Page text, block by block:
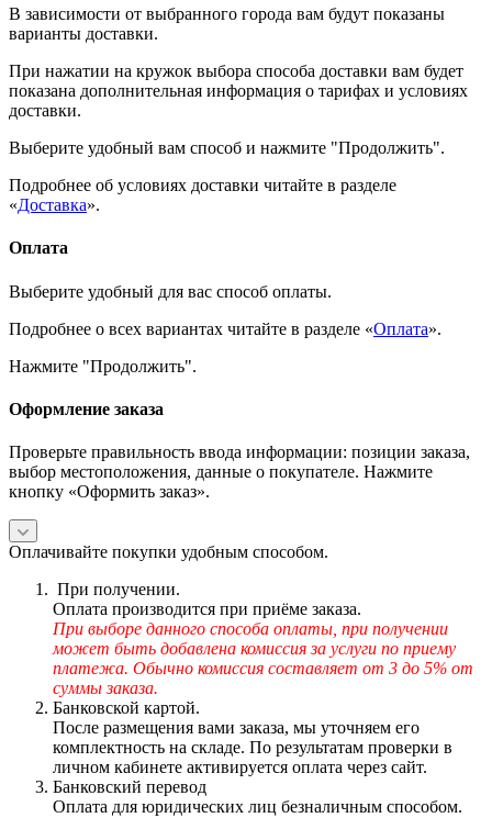
В зависимости от выбранного города вам будут показаны
варианты доставки.
При нажатии на кружок выбора способа доставки вам будет
показана дополнительная информация о тарифах и условиях
доставки.
Выберите удобный вам способ и нажмите "Продолжить".
Подробнее об условиях доставки читайте в разделе
«Доставка».
Оплата
Выберите удобный для вас способ оплаты.
Подробнее о всех вариантах читайте в разделе «Оплата».
Нажмите "Продолжить".
Оформление заказа
Проверьте правильность ввода информации: позиции заказа,
выбор местоположения, данные о покупателе. Нажмите
кнопку «Оформить заказ».
Оплачивайте покупки удобным способом.
При получении.
Оплата производится при приёме заказа.
При выборе данного способа оплаты, при получении
может быть добавлена комиссия за услуги по приему
платежа. Обычно комиссия составляет от 3 до 5% от
суммы заказа.
Банковской картой.
После размещения вами заказа, мы уточняем его
комплектность на складе. По результатам проверки в
личном кабинете активируется оплата через сайт.
Банковский перевод
Оплата для юридических лиц безналичным способом.